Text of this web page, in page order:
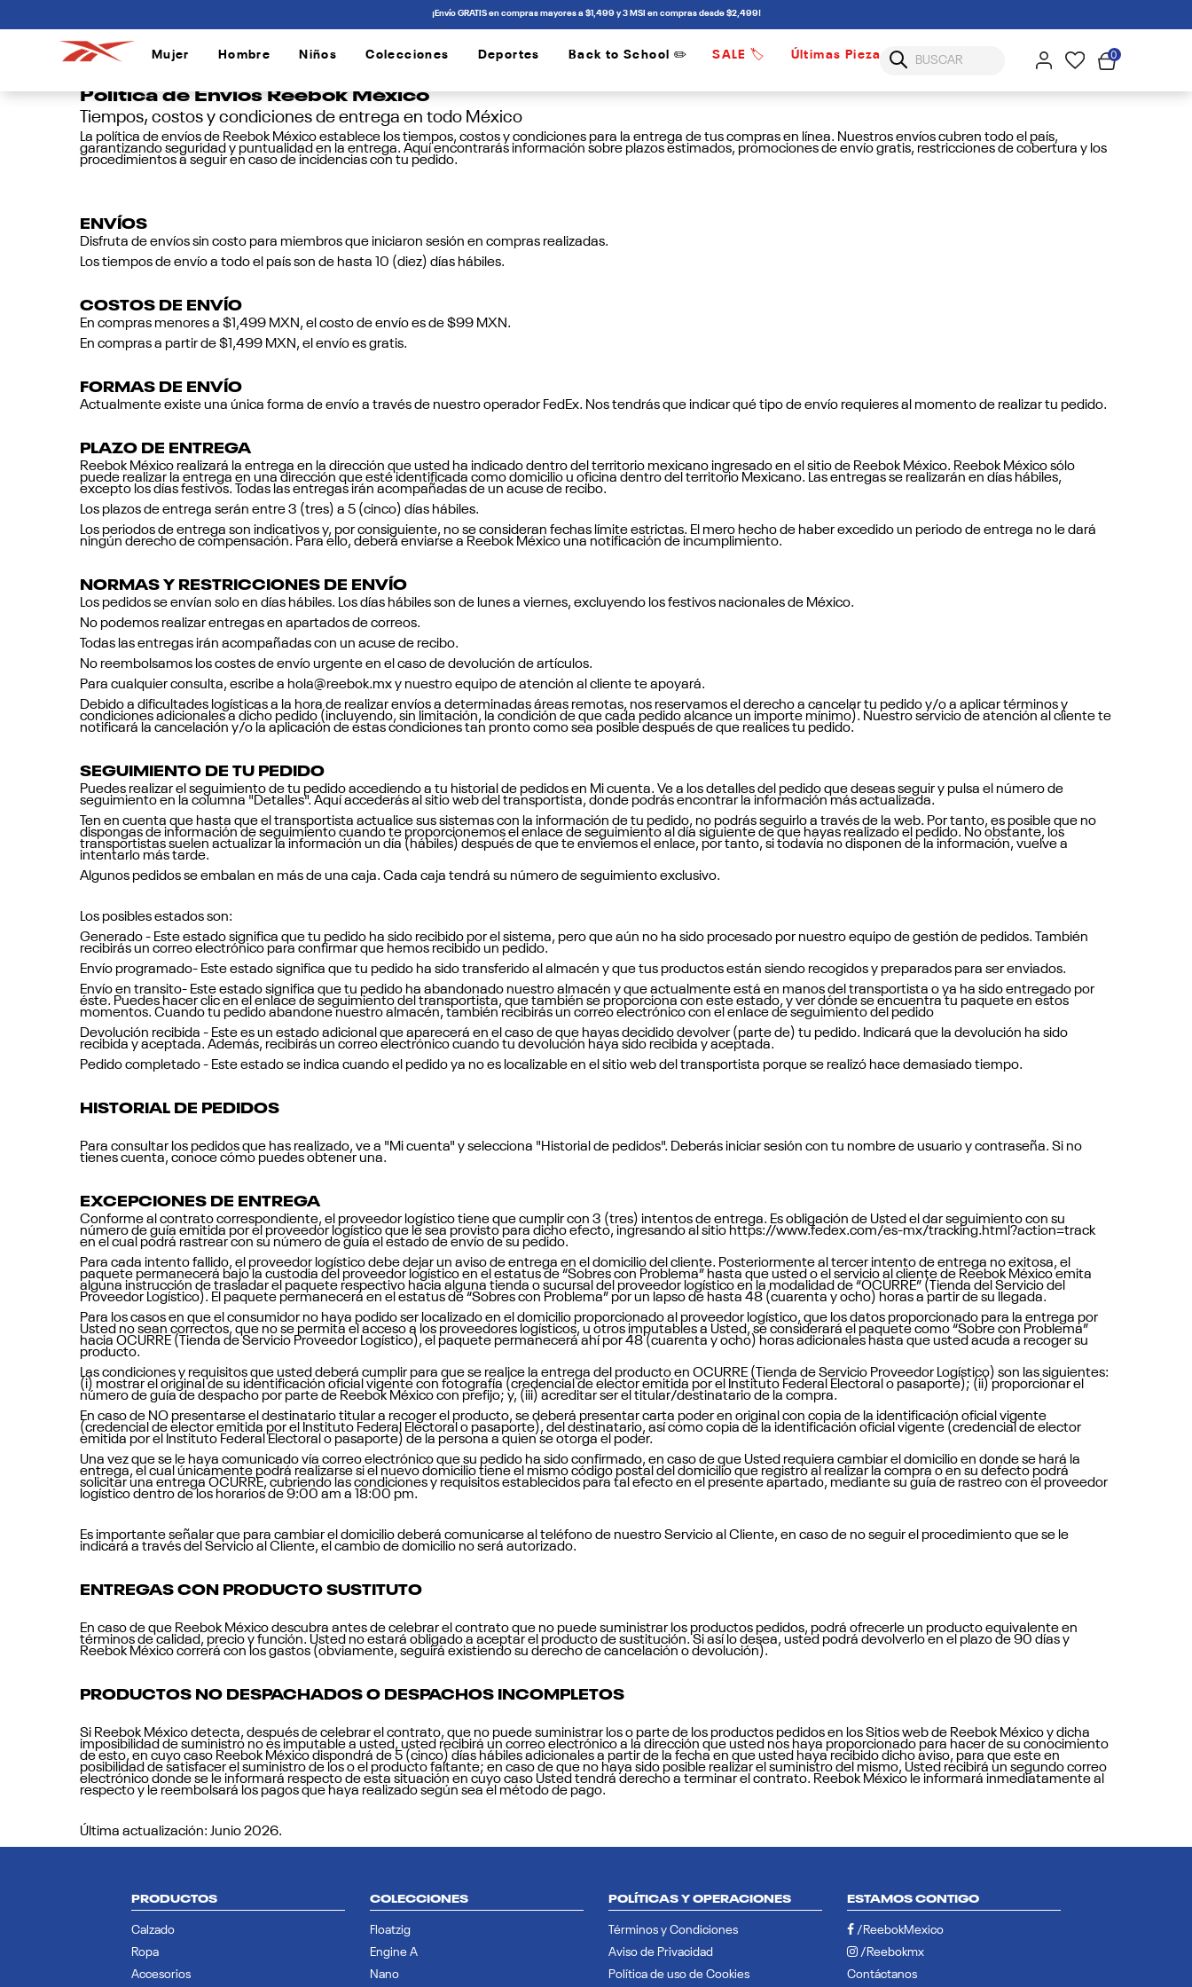
¡Envío GRATIS en compras mayores a $1,499 y 3 MSI en compras desde $2,499!
Mujer Hombre Niños Colecciones Deportes Back to School ✏️ SALE 🏷️ Últimas Piezas 0
Política de Envíos Reebok México
Tiempos, costos y condiciones de entrega en todo México
La política de envíos de Reebok México establece los tiempos, costos y condiciones para la entrega de tus compras en línea. Nuestros envíos cubren todo el país,
garantizando seguridad y puntualidad en la entrega. Aquí encontrarás información sobre plazos estimados, promociones de envío gratis, restricciones de cobertura y los
procedimientos a seguir en caso de incidencias con tu pedido.
ENVÍOS
Disfruta de envíos sin costo para miembros que iniciaron sesión en compras realizadas.
Los tiempos de envío a todo el país son de hasta 10 (diez) días hábiles.
COSTOS DE ENVÍO
En compras menores a $1,499 MXN, el costo de envío es de $99 MXN.
En compras a partir de $1,499 MXN, el envío es gratis.
FORMAS DE ENVÍO
Actualmente existe una única forma de envío a través de nuestro operador FedEx. Nos tendrás que indicar qué tipo de envío requieres al momento de realizar tu pedido.
PLAZO DE ENTREGA
Reebok México realizará la entrega en la dirección que usted ha indicado dentro del territorio mexicano ingresado en el sitio de Reebok México. Reebok México sólo
puede realizar la entrega en una dirección que esté identificada como domicilio u oficina dentro del territorio Mexicano. Las entregas se realizarán en días hábiles,
excepto los días festivos. Todas las entregas irán acompañadas de un acuse de recibo.
Los plazos de entrega serán entre 3 (tres) a 5 (cinco) días hábiles.
Los periodos de entrega son indicativos y, por consiguiente, no se consideran fechas límite estrictas. El mero hecho de haber excedido un periodo de entrega no le dará
ningún derecho de compensación. Para ello, deberá enviarse a Reebok México una notificación de incumplimiento.
NORMAS Y RESTRICCIONES DE ENVÍO
Los pedidos se envían solo en días hábiles. Los días hábiles son de lunes a viernes, excluyendo los festivos nacionales de México.
No podemos realizar entregas en apartados de correos.
Todas las entregas irán acompañadas con un acuse de recibo.
No reembolsamos los costes de envío urgente en el caso de devolución de artículos.
Para cualquier consulta, escribe a hola@reebok.mx y nuestro equipo de atención al cliente te apoyará.
Debido a dificultades logísticas a la hora de realizar envíos a determinadas áreas remotas, nos reservamos el derecho a cancelar tu pedido y/o a aplicar términos y
condiciones adicionales a dicho pedido (incluyendo, sin limitación, la condición de que cada pedido alcance un importe mínimo). Nuestro servicio de atención al cliente te
notificará la cancelación y/o la aplicación de estas condiciones tan pronto como sea posible después de que realices tu pedido.
SEGUIMIENTO DE TU PEDIDO
Puedes realizar el seguimiento de tu pedido accediendo a tu historial de pedidos en Mi cuenta. Ve a los detalles del pedido que deseas seguir y pulsa el número de
seguimiento en la columna "Detalles". Aquí accederás al sitio web del transportista, donde podrás encontrar la información más actualizada.
Ten en cuenta que hasta que el transportista actualice sus sistemas con la información de tu pedido, no podrás seguirlo a través de la web. Por tanto, es posible que no
dispongas de información de seguimiento cuando te proporcionemos el enlace de seguimiento al día siguiente de que hayas realizado el pedido. No obstante, los
transportistas suelen actualizar la información un día (hábiles) después de que te enviemos el enlace, por tanto, si todavía no disponen de la información, vuelve a
intentarlo más tarde.
Algunos pedidos se embalan en más de una caja. Cada caja tendrá su número de seguimiento exclusivo.
Los posibles estados son:
Generado - Este estado significa que tu pedido ha sido recibido por el sistema, pero que aún no ha sido procesado por nuestro equipo de gestión de pedidos. También
recibirás un correo electrónico para confirmar que hemos recibido un pedido.
Envío programado- Este estado significa que tu pedido ha sido transferido al almacén y que tus productos están siendo recogidos y preparados para ser enviados.
Envío en transito- Este estado significa que tu pedido ha abandonado nuestro almacén y que actualmente está en manos del transportista o ya ha sido entregado por
éste. Puedes hacer clic en el enlace de seguimiento del transportista, que también se proporciona con este estado, y ver dónde se encuentra tu paquete en estos
momentos. Cuando tu pedido abandone nuestro almacén, también recibirás un correo electrónico con el enlace de seguimiento del pedido
Devolución recibida - Este es un estado adicional que aparecerá en el caso de que hayas decidido devolver (parte de) tu pedido. Indicará que la devolución ha sido
recibida y aceptada. Además, recibirás un correo electrónico cuando tu devolución haya sido recibida y aceptada.
Pedido completado - Este estado se indica cuando el pedido ya no es localizable en el sitio web del transportista porque se realizó hace demasiado tiempo.
HISTORIAL DE PEDIDOS
Para consultar los pedidos que has realizado, ve a "Mi cuenta" y selecciona "Historial de pedidos". Deberás iniciar sesión con tu nombre de usuario y contraseña. Si no
tienes cuenta, conoce cómo puedes obtener una.
EXCEPCIONES DE ENTREGA
Conforme al contrato correspondiente, el proveedor logístico tiene que cumplir con 3 (tres) intentos de entrega. Es obligación de Usted el dar seguimiento con su
número de guía emitida por el proveedor logístico que le sea provisto para dicho efecto, ingresando al sitio https://www.fedex.com/es-mx/tracking.html?action=track
en el cual podrá rastrear con su número de guía el estado de envío de su pedido.
Para cada intento fallido, el proveedor logístico debe dejar un aviso de entrega en el domicilio del cliente. Posteriormente al tercer intento de entrega no exitosa, el
paquete permanecerá bajo la custodia del proveedor logístico en el estatus de “Sobres con Problema” hasta que usted o el servicio al cliente de Reebok México emita
alguna instrucción de trasladar el paquete respectivo hacia alguna tienda o sucursal del proveedor logístico en la modalidad de “OCURRE” (Tienda del Servicio del
Proveedor Logístico). El paquete permanecerá en el estatus de “Sobres con Problema” por un lapso de hasta 48 (cuarenta y ocho) horas a partir de su llegada.
Para los casos en que el consumidor no haya podido ser localizado en el domicilio proporcionado al proveedor logístico, que los datos proporcionado para la entrega por
Usted no sean correctos, que no se permita el acceso a los proveedores logísticos, u otros imputables a Usted, se considerará el paquete como “Sobre con Problema”
hacia OCURRE (Tienda de Servicio Proveedor Logístico), el paquete permanecerá ahí por 48 (cuarenta y ocho) horas adicionales hasta que usted acuda a recoger su
producto.
Las condiciones y requisitos que usted deberá cumplir para que se realice la entrega del producto en OCURRE (Tienda de Servicio Proveedor Logístico) son las siguientes:
(i) mostrar el original de su identificación oficial vigente con fotografía (credencial de elector emitida por el Instituto Federal Electoral o pasaporte); (ii) proporcionar el
número de guía de despacho por parte de Reebok México con prefijo; y, (iii) acreditar ser el titular/destinatario de la compra.
En caso de NO presentarse el destinatario titular a recoger el producto, se deberá presentar carta poder en original con copia de la identificación oficial vigente
(credencial de elector emitida por el Instituto Federal Electoral o pasaporte), del destinatario, así como copia de la identificación oficial vigente (credencial de elector
emitida por el Instituto Federal Electoral o pasaporte) de la persona a quien se otorga el poder.
Una vez que se le haya comunicado vía correo electrónico que su pedido ha sido confirmado, en caso de que Usted requiera cambiar el domicilio en donde se hará la
entrega, el cual únicamente podrá realizarse si el nuevo domicilio tiene el mismo código postal del domicilio que registro al realizar la compra o en su defecto podrá
solicitar una entrega OCURRE, cubriendo las condiciones y requisitos establecidos para tal efecto en el presente apartado, mediante su guía de rastreo con el proveedor
logístico dentro de los horarios de 9:00 am a 18:00 pm.
Es importante señalar que para cambiar el domicilio deberá comunicarse al teléfono de nuestro Servicio al Cliente, en caso de no seguir el procedimiento que se le
indicará a través del Servicio al Cliente, el cambio de domicilio no será autorizado.
ENTREGAS CON PRODUCTO SUSTITUTO
En caso de que Reebok México descubra antes de celebrar el contrato que no puede suministrar los productos pedidos, podrá ofrecerle un producto equivalente en
términos de calidad, precio y función. Usted no estará obligado a aceptar el producto de sustitución. Si así lo desea, usted podrá devolverlo en el plazo de 90 días y
Reebok México correrá con los gastos (obviamente, seguirá existiendo su derecho de cancelación o devolución).
PRODUCTOS NO DESPACHADOS O DESPACHOS INCOMPLETOS
Si Reebok México detecta, después de celebrar el contrato, que no puede suministrar los o parte de los productos pedidos en los Sitios web de Reebok México y dicha
imposibilidad de suministro no es imputable a usted, usted recibirá un correo electrónico a la dirección que usted nos haya proporcionado para hacer de su conocimiento
de esto, en cuyo caso Reebok México dispondrá de 5 (cinco) días hábiles adicionales a partir de la fecha en que usted haya recibido dicho aviso, para que este en
posibilidad de satisfacer el suministro de los o el producto faltante; en caso de que no haya sido posible realizar el suministro del mismo, Usted recibirá un segundo correo
electrónico donde se le informará respecto de esta situación en cuyo caso Usted tendrá derecho a terminar el contrato. Reebok México le informará inmediatamente al
respecto y le reembolsará los pagos que haya realizado según sea el método de pago.
Última actualización: Junio 2026.
PRODUCTOS
Calzado
Ropa
Accesorios
COLECCIONES
Floatzig
Engine A
Nano
POLÍTICAS Y OPERACIONES
Términos y Condiciones
Aviso de Privacidad
Política de uso de Cookies
ESTAMOS CONTIGO
/ReebokMexico
/Reebokmx
Contáctanos